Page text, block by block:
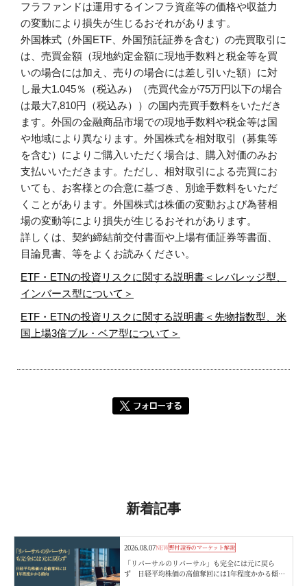
フラファンドは運用するインフラ資産等の価格や収益力
の変動により損失が生じるおそれがあります。
外国株式（外国ETF、外国預託証券を含む）の売買取引に
は、売買金額（現地約定金額に現地手数料と税金等を買
いの場合には加え、売りの場合には差し引いた額）に対
し最大1.045％（税込み）（売買代金が75万円以下の場合
は最大7,810円（税込み））の国内売買手数料をいただき
ます。外国の金融商品市場での現地手数料や税金等は国
や地域により異なります。外国株式を相対取引（募集等
を含む）によりご購入いただく場合は、購入対価のみお
支払いいただきます。ただし、相対取引による売買にお
いても、お客様との合意に基づき、別途手数料をいただ
くことがあります。外国株式は株価の変動および為替相
場の変動等により損失が生じるおそれがあります。
詳しくは、契約締結前交付書面や上場有価証券等書面、
目論見書、等をよくお読みください。
ETF・ETNの投資リスクに関する説明書＜レバレッジ型、
インバース型について＞
ETF・ETNの投資リスクに関する説明書＜先物指数型、米
国上場3倍ブル・ベア型について＞
新着記事
2026.08.07NEW野村證券のマーケット解説
「リバーサルのリバーサル」も完全には元に戻ら
ず 日経平均株価の高値奪回には1年程度かかる傾